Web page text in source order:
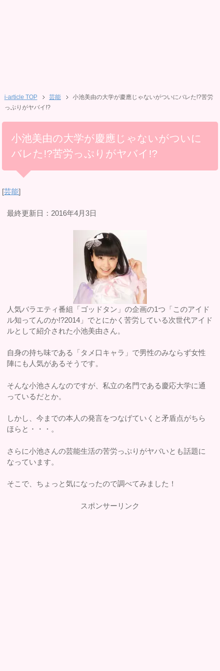
i-article TOP 芸能
小池美由の大学が慶應じゃないがついにバレた!?苦労
っぷりがヤバイ!?
小池美由の大学が慶應じゃないがついに
バレた!?苦労っぷりがヤバイ!?
[芸能]
最終更新日：2016年4月3日
人気バラエティ番組「ゴッドタン」の企画の1つ「このアイド
ル知ってんのか!?2014」でとにかく苦労している次世代アイド
ルとして紹介された小池美由さん。
自身の持ち味である「タメ口キャラ」で男性のみならず女性
陣にも人気があるそうです。
そんな小池さんなのですが、私立の名門である慶応大学に通
っているだとか。
しかし、今までの本人の発言をつなげていくと矛盾点がちら
ほらと・・・。
さらに小池さんの芸能生活の苦労っぷりがヤバいとも話題に
なっています。
そこで、ちょっと気になったので調べてみました！
スポンサーリンク